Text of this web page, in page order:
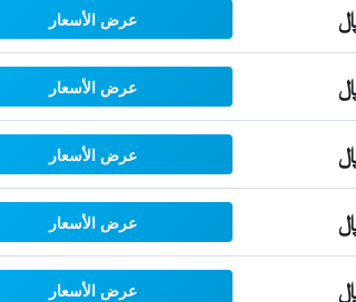
عرض الأسعار
عرض الأسعار
عرض الأسعار
عرض الأسعار
عرض الأسعار